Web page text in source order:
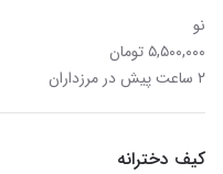
نو
۵,۵۰۰,۰۰۰ تومان
۲ ساعت پیش در مرزداران
کیف دخترانه